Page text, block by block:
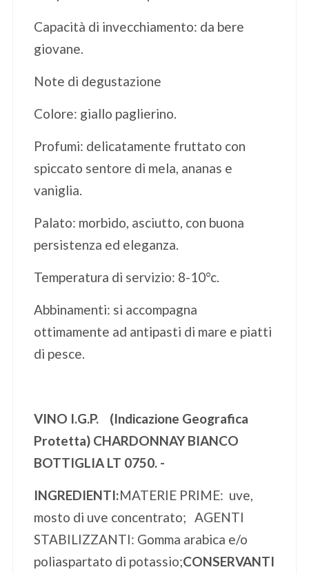
Capacità di invecchiamento: da bere
giovane.
Note di degustazione
Colore: giallo paglierino.
Profumi: delicatamente fruttato con
spiccato sentore di mela, ananas e
vaniglia.
Palato: morbido, asciutto, con buona
persistenza ed eleganza.
Temperatura di servizio: 8-10°c.
Abbinamenti: si accompagna
ottimamente ad antipasti di mare e piatti
di pesce.
VINO I.G.P. (Indicazione Geografica
Protetta) CHARDONNAY BIANCO
BOTTIGLIA LT 0750. -
INGREDIENTI:MATERIE PRIME: uve,
mosto di uve concentrato; AGENTI
STABILIZZANTI: Gomma arabica e/o
poliaspartato di potassio;CONSERVANTI